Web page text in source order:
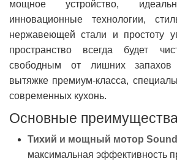
мощное устройство,
инновационные технологии,
нержавеющей стали и простоту
пространство всегда будет
свободным от лишних запахов
вытяжке премиум-класса,
современных кухонь.
Основные
Тихий и мощный мотор
максимальная эффективность